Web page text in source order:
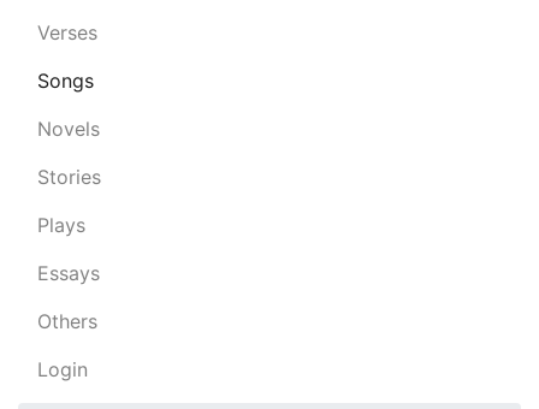
Verses
Songs
Novels
Stories
Plays
Essays
Others
Login